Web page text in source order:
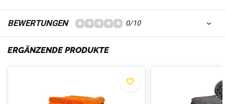
BEWERTUNGEN 0/10
ERGÄNZENDE PRODUKTE